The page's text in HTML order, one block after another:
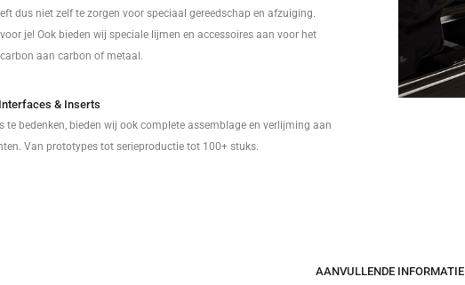
dus niet zelf te zorgen voor speciaal gereedschap en afzuiging.
je! Ook bieden wij speciale lijmen en accessoires aan voor het
aan carbon of metaal.
& Inserts
te bedenken, bieden wij ook complete assemblage en verlijming aan
Van prototypes tot serieproductie tot 100+ stuks.
AANVULLENDE INFORMATIE